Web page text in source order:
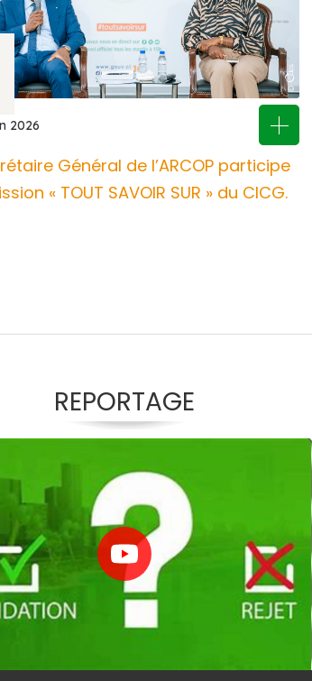
2026
Général de l’ARCOP participe
« TOUT SAVOIR SUR » du CICG.
REPORTAGE